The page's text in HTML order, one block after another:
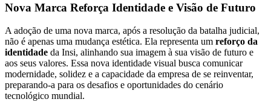
Nova Marca Reforça Identidade e Visão de Futuro
A adoção de uma nova marca, após a resolução da batalha judicial,
não é apenas uma mudança estética. Ela representa um reforço da
identidade da Insi, alinhando sua imagem à sua visão de futuro e
aos seus valores. Essa nova identidade visual busca comunicar
modernidade, solidez e a capacidade da empresa de se reinventar,
preparando-a para os desafios e oportunidades do cenário
tecnológico mundial.